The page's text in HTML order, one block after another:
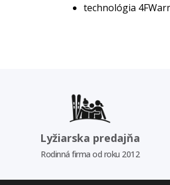
technológia
Lyžiarska predajňa
Rodinná firma od roku 2012